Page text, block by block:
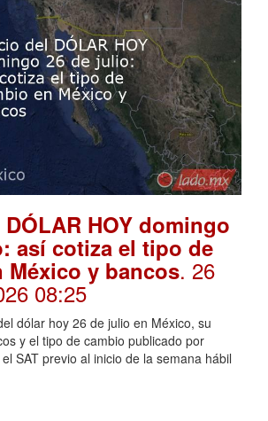
HOY domingo
así cotiza el tipo de
México y bancos. 26
08:25
dólar hoy 26 de julio en México, su
y el tipo de cambio publicado por
SAT previo al inicio de la semana hábil